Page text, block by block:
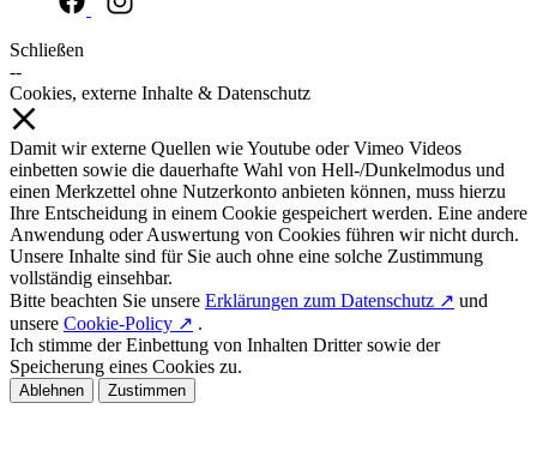
Schließen
--
Cookies, externe Inhalte & Datenschutz
Damit wir externe Quellen wie Youtube oder Vimeo Videos
einbetten sowie die dauerhafte Wahl von Hell-/Dunkelmodus und
einen Merkzettel ohne Nutzerkonto anbieten können, muss hierzu
Ihre Entscheidung in einem Cookie gespeichert werden. Eine andere
Anwendung oder Auswertung von Cookies führen wir nicht durch.
Unsere Inhalte sind für Sie auch ohne eine solche Zustimmung
vollständig einsehbar.
Bitte beachten Sie unsere Erklärungen zum Datenschutz ↗ und
unsere Cookie-Policy ↗ .
Ich stimme der Einbettung von Inhalten Dritter sowie der
Speicherung eines Cookies zu.
Ablehnen Zustimmen